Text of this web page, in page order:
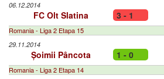
06.12.2014
FC Olt Slatina 3 - 1
Romania - Liga 2 Etapa 15
29.11.2014
Șoimii Pâncota 1 - 0
Romania - Liga 2 Etapa 14